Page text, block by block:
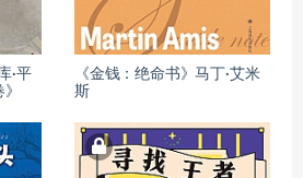
·平
《金钱：绝命书》马丁·艾米
斯